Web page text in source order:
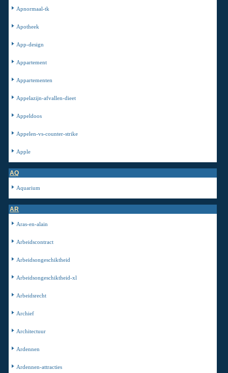
Apnormaal-tk
Apotheek
App-design
Appartement
Appartementen
Appelazijn-afvallen-dieet
Appeldoos
Appelen-vs-counter-strike
Apple
AQ
Aquarium
AR
Aras-en-alain
Arbeidscontract
Arbeidsongeschiktheid
Arbeidsongeschiktheid-xl
Arbeidsrecht
Archief
Architectuur
Ardennen
Ardennen-attracties